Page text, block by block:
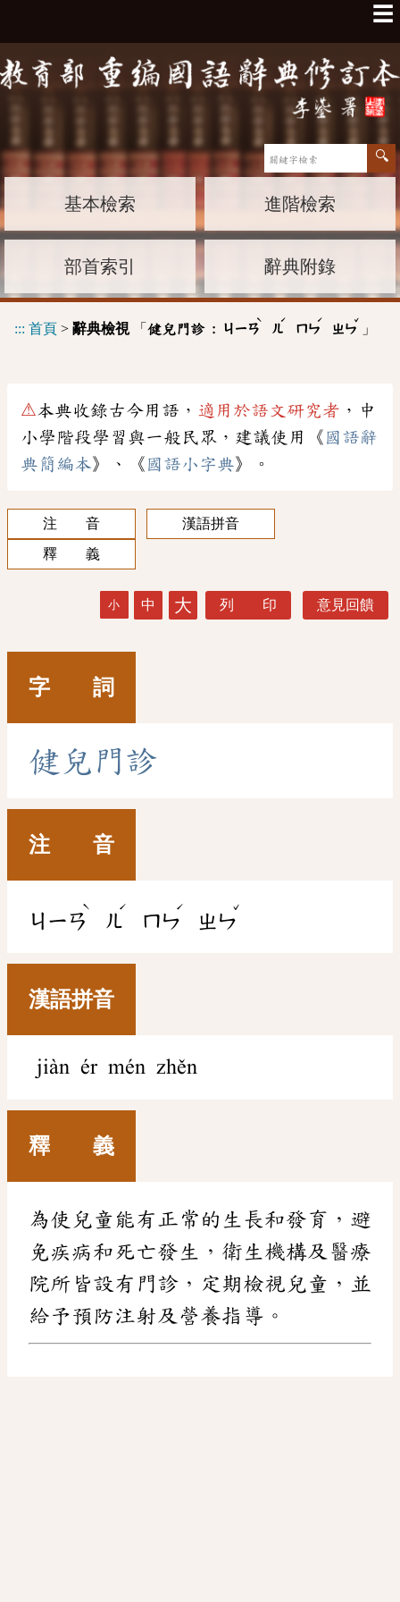
☰
基本檢索 進階檢索
部首索引 辭典附錄
::: 首頁 > 辭典檢視「 健兒門診 : ㄐㄧㄢ
ˋ
ㄦ
ˊ
ㄇㄣ
ˊ
ㄓㄣ
ˇ
」
⚠本典收錄古今用語， 適用於語文研究者 ，中
小學階段學習與一般民眾，建議使用《 國語辭
典簡編本》、《 國語小字典》。
注 音
漢語拼音
釋 義
小 中 大 列 印 意見回饋
字 詞
健 兒 門診
注 音
ㄐㄧㄢ
ˋ
ㄦ
ˊ
ㄇㄣ
ˊ
ㄓㄣ
ˇ
漢語拼音
jiàn ér mén zhěn
釋 義
為使兒童能有正常的生長和發育，避
免疾病和死亡發生，衛生機構及醫療
院所皆設有門診，定期檢視兒童，並
給予預防注射及營養指導。